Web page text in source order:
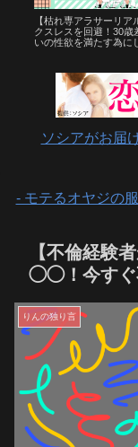
【枯れ専アラサーリア
クスレスを回避！30歳
いの性欲を満たす為に
ソシアがお届
- モテるオヤジの
【不倫経験
◯◯！今すぐ
りんの独り言